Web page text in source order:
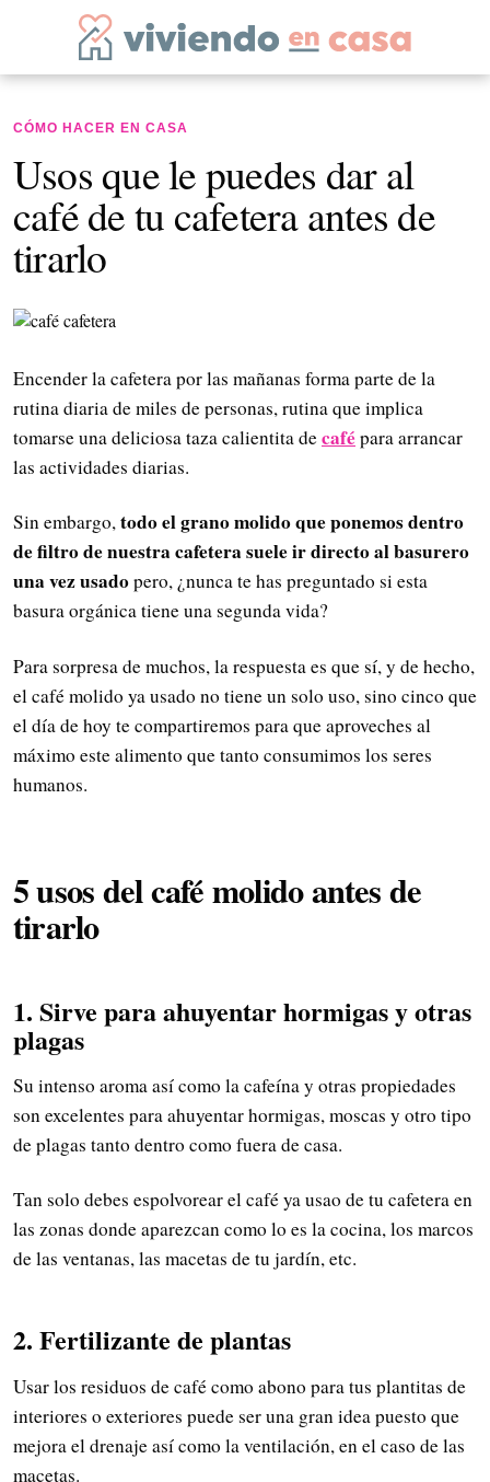
CÓMO HACER EN CASA
Usos que le puedes dar al
café de tu cafetera antes de
tirarlo
Encender la cafetera por las mañanas forma parte de la
rutina diaria de miles de personas, rutina que implica
tomarse una deliciosa taza calientita decafépara arrancar
las actividades diarias.
Sin embargo,todo el grano molido que ponemos dentro
de filtro de nuestra cafetera suele ir directo al basurero
una vez usadopero, ¿nunca te has preguntado si esta
basura orgánica tiene una segunda vida?
Para sorpresa de muchos, la respuesta es que sí, y de hecho,
el café molido ya usado no tiene un solo uso, sino cinco que
el día de hoy te compartiremos para que aproveches al
máximo este alimento que tanto consumimos los seres
humanos.
5 usos del café molido antes de
tirarlo
1. Sirve para ahuyentar hormigas y otras
plagas
Su intenso aroma así como la cafeína y otras propiedades
son excelentes para ahuyentar hormigas, moscas y otro tipo
de plagas tanto dentro como fuera de casa.
Tan solo debes espolvorear el café ya usao de tu cafetera en
las zonas donde aparezcan como lo es la cocina, los marcos
de las ventanas, las macetas de tu jardín, etc.
2. Fertilizante de plantas
Usar los residuos de café como abono para tus plantitas de
interiores o exteriores puede ser una gran idea puesto que
mejora el drenaje así como la ventilación, en el caso de las
macetas.